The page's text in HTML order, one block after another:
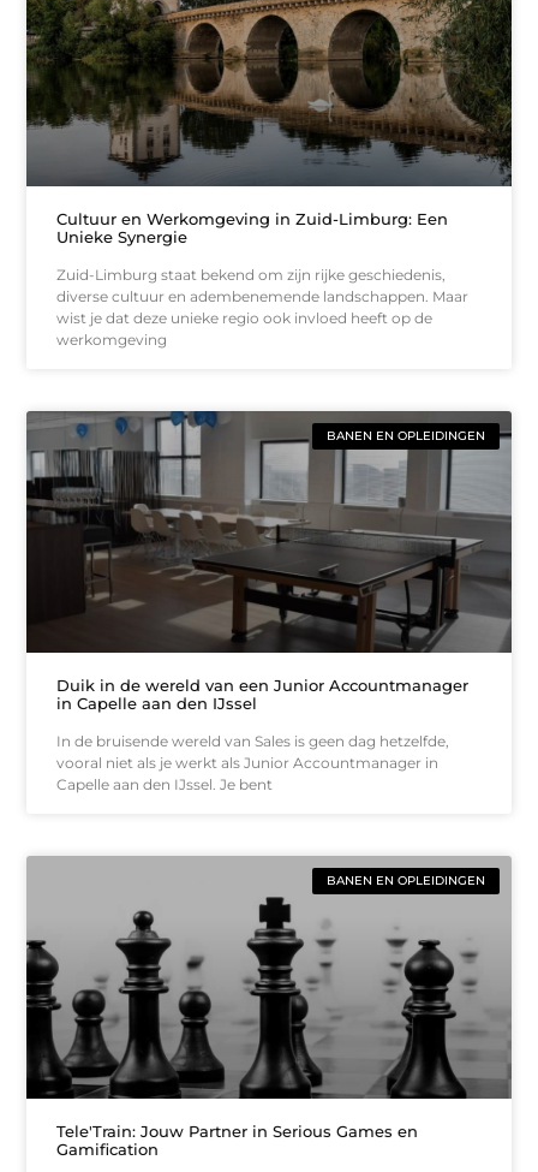
Cultuur en Werkomgeving in Zuid-Limburg: Een
Unieke Synergie
Zuid-Limburg staat bekend om zijn rijke geschiedenis,
diverse cultuur en adembenemende landschappen. Maar
wist je dat deze unieke regio ook invloed heeft op de
werkomgeving
BANEN EN OPLEIDINGEN
Duik in de wereld van een Junior Accountmanager
in Capelle aan den IJssel
In de bruisende wereld van Sales is geen dag hetzelfde,
vooral niet als je werkt als Junior Accountmanager in
Capelle aan den IJssel. Je bent
BANEN EN OPLEIDINGEN
Tele'Train: Jouw Partner in Serious Games en
Gamification